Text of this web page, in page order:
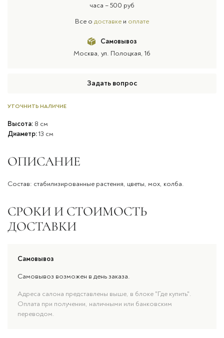
часа – 500 руб
Все о доставке и оплате
Самовывоз
Москва, ул. Полоцкая, 16
УТОЧНИТЬ НАЛИЧИЕ
Высота: 8 см
Диаметр:13 см
Задать вопрос
ОПИСАНИЕ
Состав: стабилизированные растения, цветы, мох, колба.
СРОКИ И СТОИМОСТЬ
ДОСТАВКИ
Самовывоз
Самовывоз возможен в день заказа.
Адреса салона представлены выше, в блоке "Где купить".
Оплата при получении, наличными или банковским
переводом.